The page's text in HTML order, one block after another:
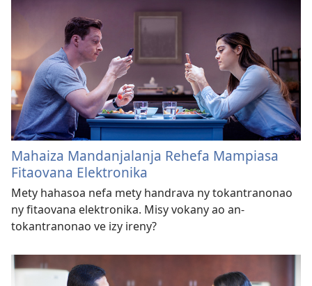
Mahaiza Mandanjalanja Rehefa Mampiasa
Fitaovana Elektronika
Mety hahasoa nefa mety handrava ny tokantranonao
ny fitaovana elektronika. Misy vokany ao an-
tokantranonao ve izy ireny?